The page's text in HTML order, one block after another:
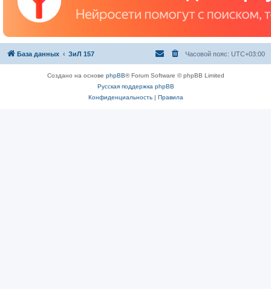
База данных ЗиЛ 157 Часовой пояс: UTC+03:00
Создано на основе phpBB® Forum Software © phpBB Limited
Русская поддержка phpBB
Конфиденциальность| Правила